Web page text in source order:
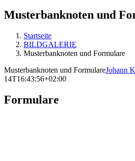
Musterbanknoten und
Startseite
BILDGALERIE
Musterbanknoten und Formulare
Musterbanknoten und FormulareJohann
14T16:43:56+02:00
Formulare